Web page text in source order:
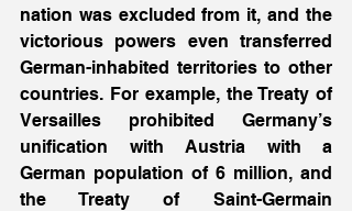
nation was excluded from it, and the
victorious powers even transferred
German-inhabited territories to other
countries. For example, the Treaty of
Versailles prohibited Germany’s
unification with Austria with a
German population of 6 million, and
the Treaty of Saint-Germain